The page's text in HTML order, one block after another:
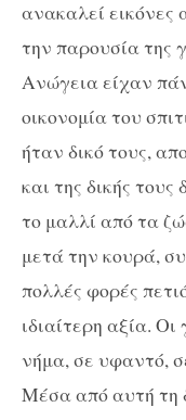
ανακαλεί εικόνες
την παρουσία της
Ανώγεια είχαν
οικονομία του
ήταν δικό τους,
και της δικής
το μαλλί από τα
μετά την κουρά,
πολλές φορές
ιδιαίτερη αξία.
νήμα, σε υφαντό,
Μέσα από αυτή τη